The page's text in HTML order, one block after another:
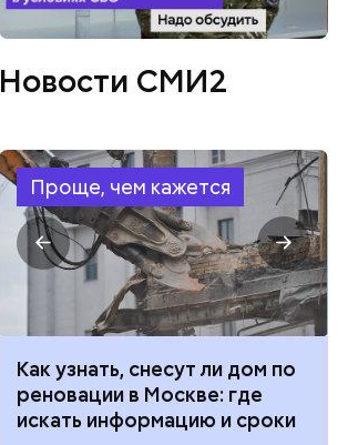
Новости СМИ2
Проще, чем кажется
Как узнать, снесут ли дом по
реновации в Москве: где
искать информацию и сроки